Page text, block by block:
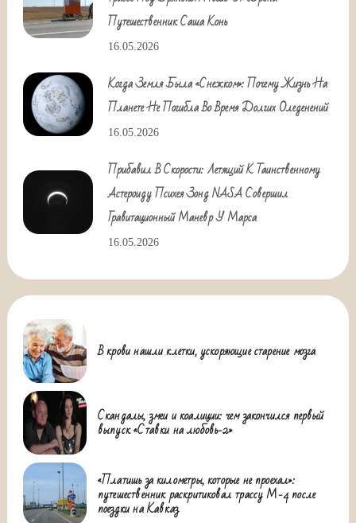
Путешественник Саша Конь
16.05.2026
Когда Земля Была «снежком»: Почему Жизнь На
Планете Не Погибла Во Время Долгих Оледенений
16.05.2026
Прибавил В Скорости: Летящий К Таинственному
Астероиду Психея Зонд NASA Совершил
Гравитационный Маневр У Марса
16.05.2026
В крови нашли клетки, ускоряющие старение мозга
Скандалы, змеи и коалиции: чем закончился первый
выпуск «Ставки на любовь-2»
«Платишь за километры, которые не проехал»:
путешественник раскритиковал трассу М-4 после
поездки на Кавказ